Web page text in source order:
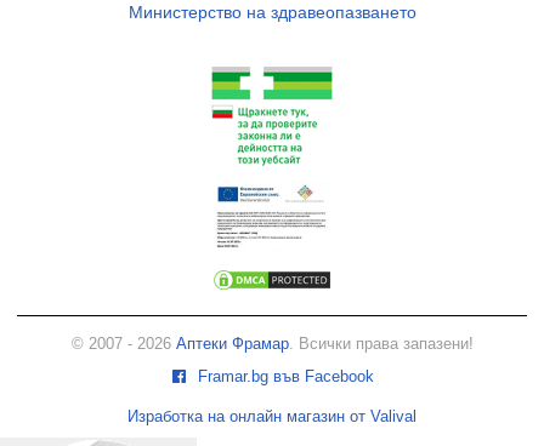
Министерство на здравеопазването
© 2007 - 2026 Аптеки Фрамар. Всички права запазени!
Framar.bg във Facebook
Изработка на онлайн магазин от Valival